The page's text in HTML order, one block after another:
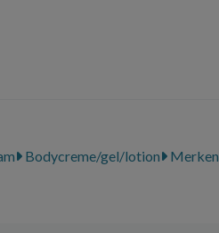
Bodycreme/gel/lotion Merken